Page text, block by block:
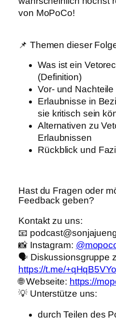
von MoPoCo!
📌 Themen dieser
Was ist ein
(Definition)
Vor- und
Erlaubnisse in
sie kritisch sein
Alternativen zu
Erlaubnissen
Rückblick und
Hast du Fragen oder
Feedback geben?
Kontakt zu uns:
📧
📸 Instagram:
🗣️ Diskussionsgruppe
https://t.me/
🌐 Webseite: https://
💡 Unterstütze uns:
durch Teilen des